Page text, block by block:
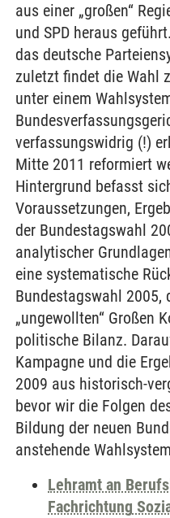
aus einer „großen“
und SPD heraus
das deutsche
zuletzt findet die Wahl
unter einem
verfassungswidrig (!)
Mitte 2011 reformiert
Hintergrund befasst
Voraussetzungen,
der Bundestagswahl
analytischer
eine systematische
Bundestagswahl 2005,
„ungewollten“ Großen
politische Bilanz.
Kampagne und die
2009 aus historisch-
bevor wir die Folgen
Bildung der neuen
anstehende
Lehramt an
Fachrichtung